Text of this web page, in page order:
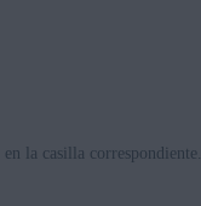
en la casilla correspondiente.